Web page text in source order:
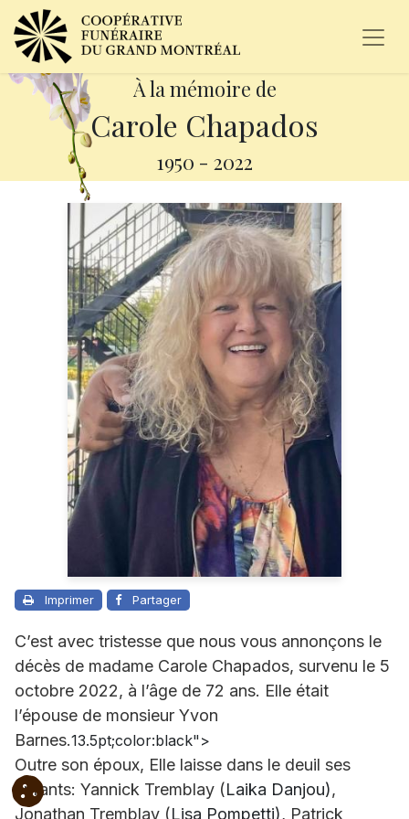
À la mémoire de
Carole Chapados
1950 - 2022
Imprimer Partager
C’est avec tristesse que nous vous annonçons le
décès de madame Carole Chapados, survenu le 5
octobre 2022, à l’âge de 72 ans. Elle était
l’épouse de monsieur Yvon
Barnes.13.5pt;color:black">
Outre son époux, Elle laisse dans le deuil ses
enfants: Yannick Tremblay (Laika Danjou),
Jonathan Tremblay (Lisa Pompetti), Patrick